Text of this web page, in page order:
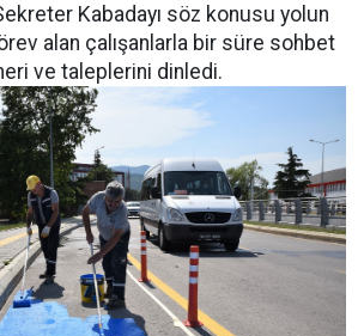
Kabadayı söz konusu yolun
alan çalışanlarla bir süre sohbet
ve taleplerini dinledi.